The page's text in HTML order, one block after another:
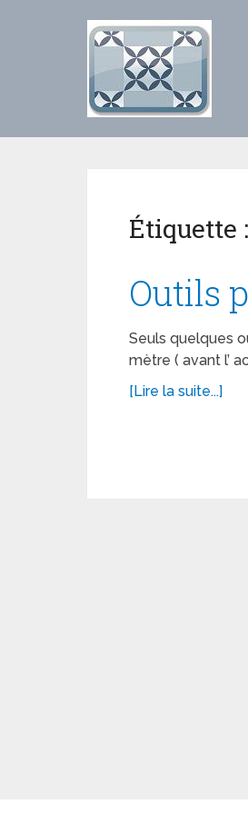
Étiquette :
Outils
Seuls quelques
mètre ( avant l’
[Lire la suite...]